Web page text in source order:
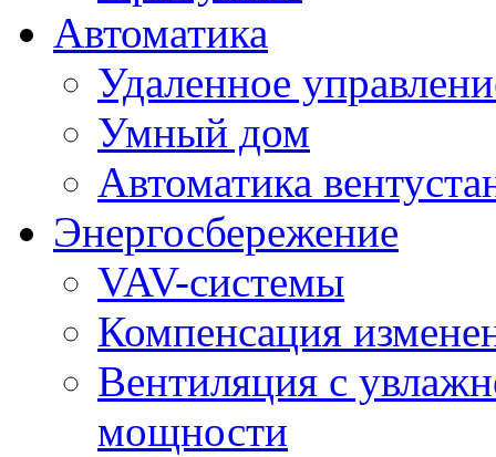
Автоматика
Удаленное
Умный дом
Автоматика
Энергосбережение
VAV-системы
Компенсация
Вентиляция с
мощности